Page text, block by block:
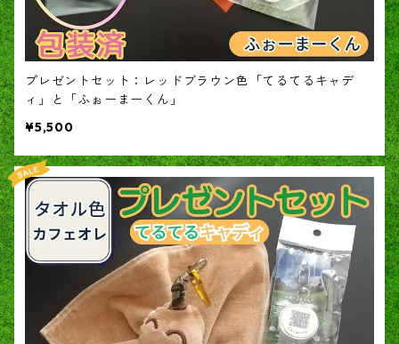
プレゼントセット：レッドブラウン色「てるてるキャデ
ィ」と「ふぉーまーくん」
¥5,500